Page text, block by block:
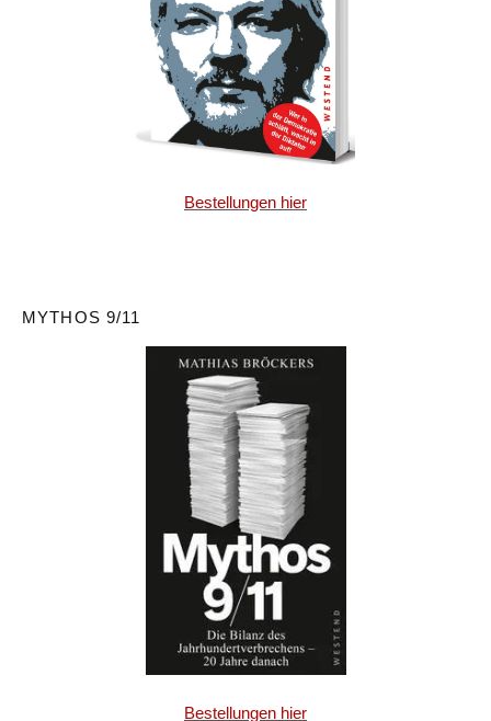
Bestellungen hier
MYTHOS 9/11
Bestellungen hier